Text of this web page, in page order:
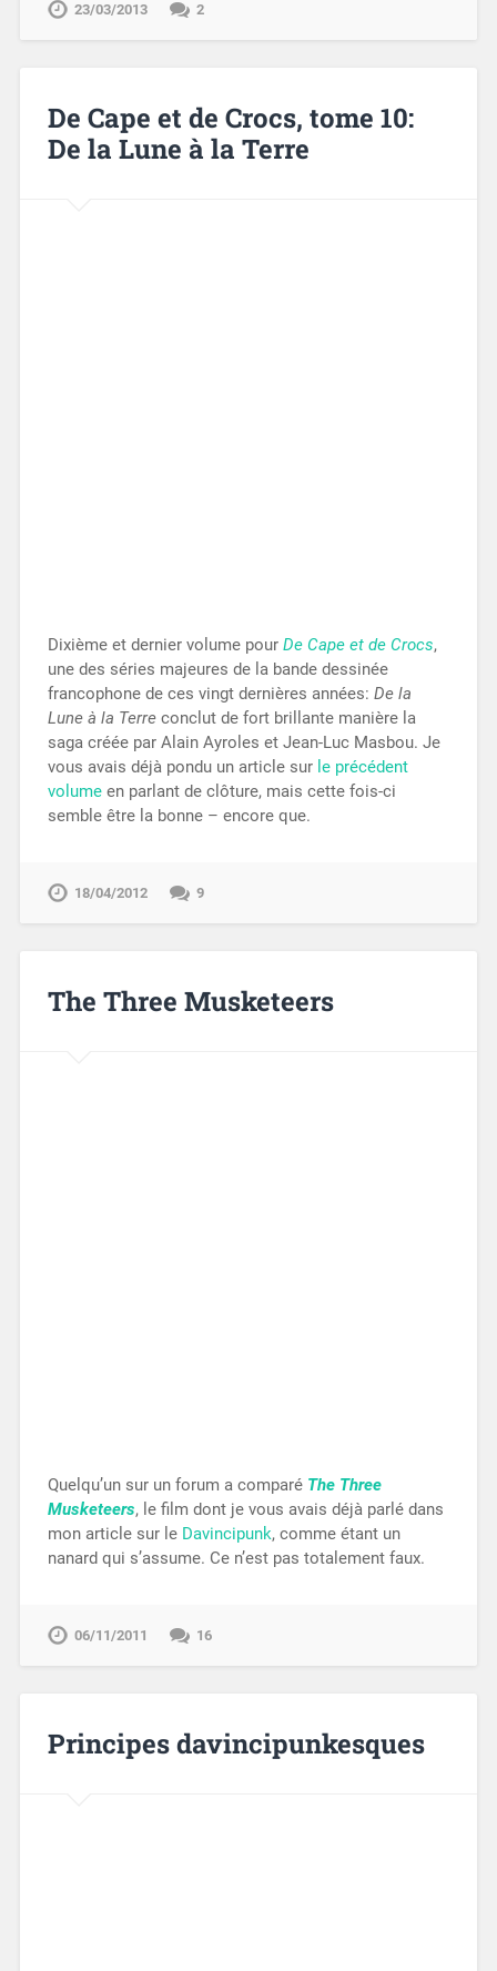
23/03/2013 2
De Cape et de Crocs, tome 10:
De la Lune à la Terre
Dixième et dernier volume pour De Cape et de Crocs,
une des séries majeures de la bande dessinée
francophone de ces vingt dernières années: De la
Lune à la Terreconclut de fort brillante manière la
saga créée par Alain Ayroles et Jean-Luc Masbou. Je
vous avais déjà pondu un article sur le précédent
volumeen parlant de clôture, mais cette fois-ci
semble être la bonne – encore que.
18/04/2012 9
The Three Musketeers
Quelqu’un sur un forum a comparé The Three
Musketeers, le film dont je vous avais déjà parlé dans
mon article sur le Davincipunk, comme étant un
nanard qui s’assume. Ce n’est pas totalement faux.
06/11/2011 16
Principes davincipunkesques